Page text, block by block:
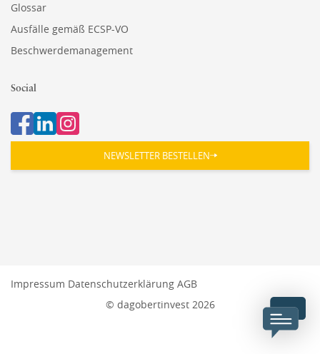
Glossar
Ausfälle gemäß ECSP-VO
Beschwerdemanagement
Social
NEWSLETTER BESTELLEN
© dagobertinvest 2026
Impressum Datenschutzerklärung AGB